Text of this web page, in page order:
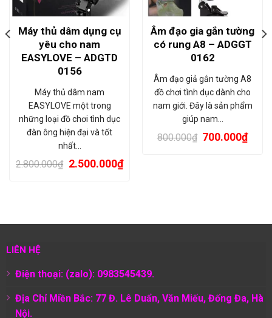
Máy thủ dâm dụng cụ
yêu cho nam
EASYLOVE – ADGTD
0156
Máy thủ dâm nam
EASYLOVE một trong
những loại đồ chơi tình dục
đàn ông hiện đại và tốt
nhất…
2.800.000₫ 2.500.000₫
Âm đạo gia gắn tường
có rung A8 – ADGGT
0162
Âm đạo giả gắn tường A8
đồ chơi tình dục dành cho
nam giới. Đây là sản phẩm
giúp nam…
800.000₫ 700.000₫
LIÊN HỆ
Điện thoại: (zalo): 0983545439.
Địa Chỉ Miền Bắc: 77 Đ. Lê Duẩn, Văn Miếu, Đống Đa, Hà
Nội.